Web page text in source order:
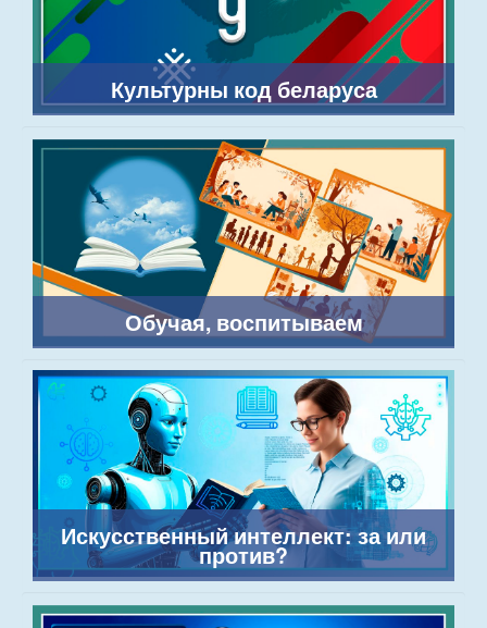
Культурны код беларуса
Обучая, воспитываем
Искусственный интеллект: за или
против?